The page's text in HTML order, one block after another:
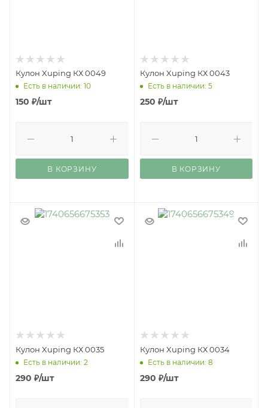
Кулон Xuping КХ 0049
Есть в наличии: 10
150 ₽/шт
В КОРЗИНУ
Кулон Xuping КХ 0043
Есть в наличии: 5
250 ₽/шт
В КОРЗИНУ
Кулон Xuping КХ 0035
Есть в наличии: 2
290 ₽/шт
Кулон Xuping КХ 0034
Есть в наличии: 8
290 ₽/шт